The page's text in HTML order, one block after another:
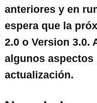
anteriores y en
espera que la
2.0 o Version 3.0.
algunos
actualización.